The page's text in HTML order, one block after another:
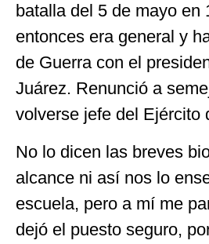
batalla del 5 de mayo en
entonces era general y
de Guerra con el
Juárez. Renunció a
volverse jefe del Ejército
No lo dicen las breves
alcance ni así nos lo
escuela, pero a mí me
dejó el puesto seguro,